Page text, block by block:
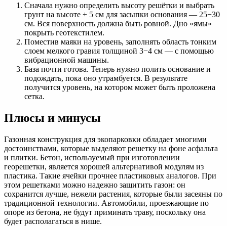
Сначала нужно определить высоту решётки и выбрать
грунт на высоте + 5 см для засыпки основания — 25−30
см. Вся поверхность должна быть ровной. Дно «ямы»
покрыть геотекстилем.
Поместив маяки на уровень, заполнять область тонким
слоем мелкого гравия толщиной 3−4 см — с помощью
вибрационной машины.
База почти готова. Теперь нужно полить основание и
подождать, пока оно утрамбуется. В результате
получится уровень, на котором может быть проложена
сетка.
Плюсы и минусы
Газонная конструкция для экопарковки обладает многими
достоинствами, которые выделяют решетку на фоне асфальта
и плитки. Бетон, используемый при изготовлении
георешетки, является хорошей альтернативой модулям из
пластика. Такие ячейки прочнее пластиковых аналогов. При
этом решетками можно надежно защитить газон: он
сохранится лучше, нежели растения, которые были засеяны по
традиционной технологии. Автомобили, проезжающие по
опоре из бетона, не будут приминать траву, поскольку она
будет располагаться в нише.